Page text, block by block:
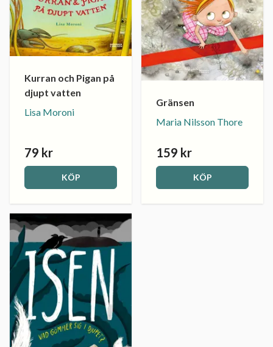
Kurran och Pigan på
djupt vatten
Lisa Moroni
79 kr
KÖP
Gränsen
Maria Nilsson Thore
159 kr
KÖP